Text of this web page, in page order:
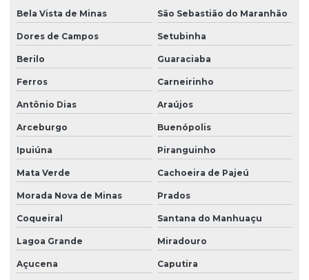
Bela Vista de Minas São Sebastião do Maranhão
Dores de Campos Setubinha
Berilo Guaraciaba
Ferros Carneirinho
Antônio Dias Araújos
Arceburgo Buenópolis
Ipuiúna Piranguinho
Mata Verde Cachoeira de Pajeú
Morada Nova de Minas Prados
Coqueiral Santana do Manhuaçu
Lagoa Grande Miradouro
Açucena Caputira